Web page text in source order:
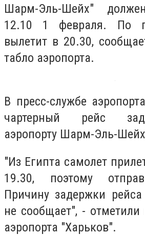
Шарм-Эль-Шейх"
12.10 1 февраля. По
вылетит в 20.30,
табло аэропорта.
В пресс-службе
чартерный рейс
аэропорту Шарм-Эль-
"Из Египта самолет
19.30, поэтому
Причину задержки
не сообщает", - отметили
аэропорта "Харьков".